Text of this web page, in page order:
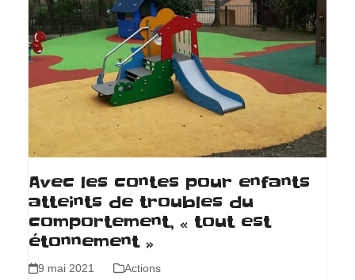
Avec les contes pour enfants
atteints de troubles du
comportement, « tout est
étonnement »
9 mai 2021 Actions